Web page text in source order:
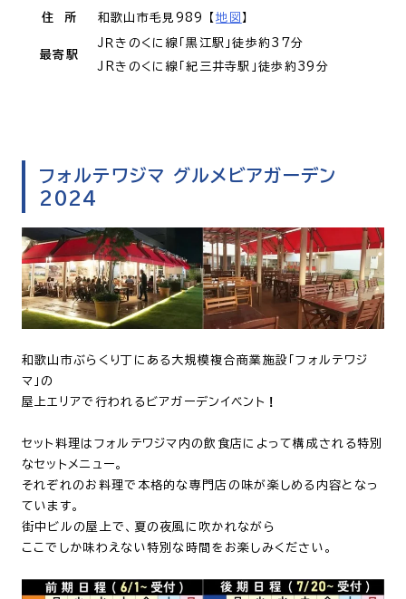
住 所 和歌山市毛見989 【地図 】
最寄駅
ＪＲきのくに線「黒江駅」徒歩約37分
JRきのくに線「紀三井寺駅」徒歩約39分
フォルテワジマ グルメビアガーデン
2024
和歌山市ぶらくり丁にある大規模複合商業施設「フォルテワジ
マ」の
屋上エリアで行われるビアガーデンイベント ！
セット料理はフォルテワジマ内の飲食店によって構成される特別
なセットメニュー。
それぞれのお料理で本格的な専門店の味が楽しめる内容となっ
ています。
街中ビルの屋上で、夏の夜風に吹かれながら
ここでしか味わえない特別な時間をお楽しみください。